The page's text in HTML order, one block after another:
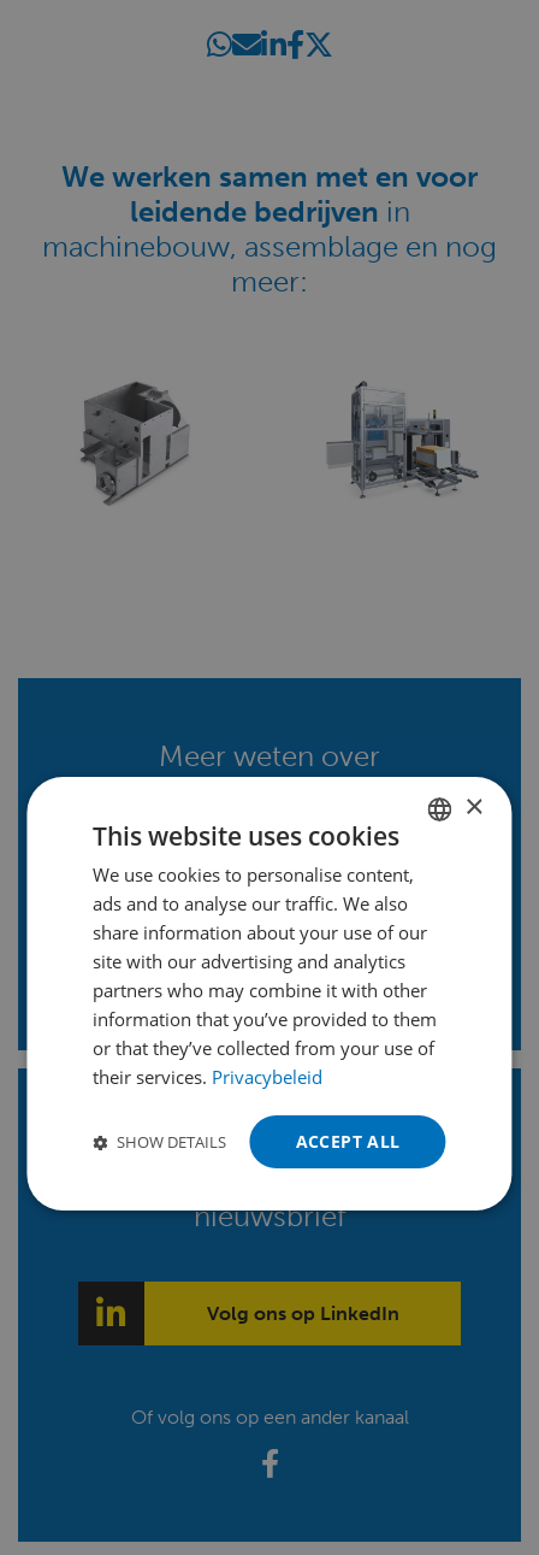
We werken samen met en voor
leidende bedrijven in
machinebouw, assemblage en nog
meer:
Meer weten over
omkastingen, framebouw
en assemblage?
Vraag onze experts
Blijf op de hoogte!Volg ons
nieuwsbrief
Volg ons op LinkedIn
Of volg ons op een ander kanaal
DUTCH
ENGLISH
FRENCH
GERMAN
SPANISH
×
This website uses cookies
We use cookies to personalise content,
ads and to analyse our traffic. We also
share information about your use of our
site with our advertising and analytics
partners who may combine it with other
information that you’ve provided to them
or that they’ve collected from your use of
their services. Privacybeleid
ACCEPT ALL
SHOW DETAILS